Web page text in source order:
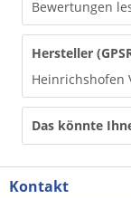
Bewertungen
Hersteller
Heinrichshofen
Das könnte
Kontakt